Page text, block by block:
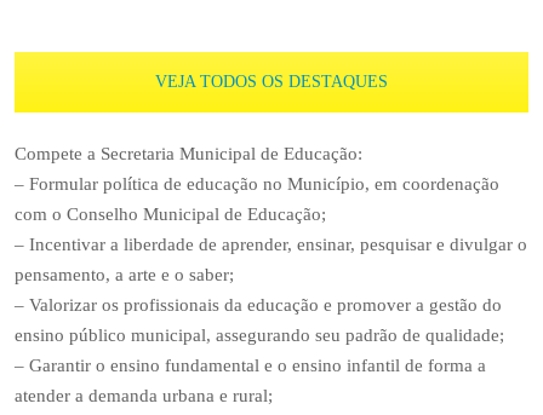
VEJA TODOS OS DESTAQUES
Compete a Secretaria Municipal de Educação:
– Formular política de educação no Município, em coordenação
com o Conselho Municipal de Educação;
– Incentivar a liberdade de aprender, ensinar, pesquisar e divulgar o
pensamento, a arte e o saber;
– Valorizar os profissionais da educação e promover a gestão do
ensino público municipal, assegurando seu padrão de qualidade;
– Garantir o ensino fundamental e o ensino infantil de forma a
atender a demanda urbana e rural;